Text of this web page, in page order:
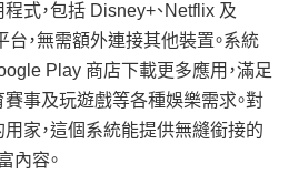
式，包括 Disney+、Netflix 及
，無需額外連接其他裝置。系統
Play 商店下載更多應用，滿足
賽事及玩遊戲等各種娛樂需求。對
家，這個系統能提供無縫銜接的
內容。